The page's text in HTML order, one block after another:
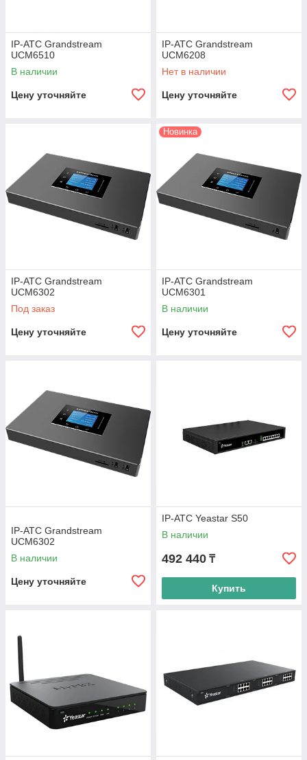
IP-АТС Grandstream
UCM6510
В наличии
Цену уточняйте
IP-АТС Grandstream
UCM6208
Нет в наличии
Цену уточняйте
IP-АТС Grandstream
UCM6302
Под заказ
Цену уточняйте
Новинка
IP-АТС Grandstream
UCM6301
В наличии
Цену уточняйте
IP-АТС Grandstream
UCM6302
В наличии
Цену уточняйте
IP-АТС Yeastar S50
В наличии
492 440 ₸
Купить